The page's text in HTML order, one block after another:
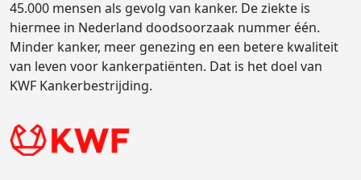
45.000 mensen als gevolg van kanker. De ziekte is
hiermee in Nederland doodsoorzaak nummer één.
Minder kanker, meer genezing en een betere kwaliteit
van leven voor kankerpatiënten. Dat is het doel van
KWF Kankerbestrijding.